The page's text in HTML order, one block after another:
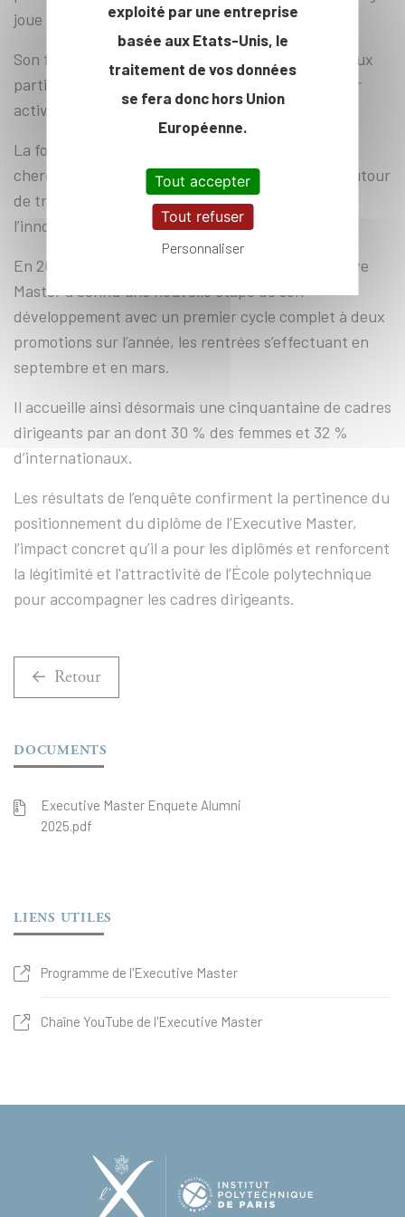
DOCUMENTS
Executive Master Enquete Alumni
2025.pdf
LIENS UTILES
Programme de l'Executive Master
Chaîne YouTube de l'Executive Master
joue un rôle majeur.
Son format modulaire est pensé pour permettre aux
participants de se former tout en poursuivant leur
activité professionnelle.
La formation, dispensée par des enseignants-
chercheurs de l’École polytechnique, s’organise autour
de trois piliers : Technologie, Management de
l’innovation, Leadership.
En 2024, sept ans après son lancement, l’Executive
Master a connu une nouvelle étape de son
développement avec un premier cycle complet à deux
promotions sur l’année, les rentrées s’effectuant en
septembre et en mars.
Il accueille ainsi désormais une cinquantaine de cadres
dirigeants par an dont 30 % des femmes et 32 %
d’internationaux.
Les résultats de l’enquête confirment la pertinence du
positionnement du diplôme de l’Executive Master,
l’impact concret qu’il a pour les diplômés et renforcent
la légitimité et l'attractivité de l’École polytechnique
pour accompagner les cadres dirigeants.
Retour
exploité par une entreprise
basée aux Etats-Unis, le
traitement de vos données
se fera donc hors Union
Européenne.
Tout accepter
Tout refuser
Personnaliser